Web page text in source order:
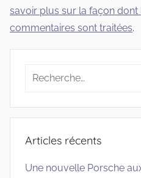
savoir plus sur la façon dont
commentaires sont traitées.
Recherche
:
Articles récents
Une nouvelle Porsche